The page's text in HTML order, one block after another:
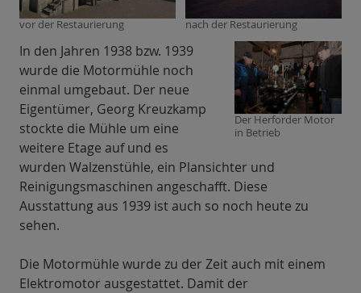
vor der Restaurierung nach der Restaurierung
Der Herforder Motor
in Betrieb
In den Jahren 1938 bzw. 1939
wurde die Motormühle noch
einmal umgebaut. Der neue
Eigentümer, Georg Kreuzkamp
stockte die Mühle um eine
weitere Etage auf und es
wurden Walzenstühle, ein Plansichter und
Reinigungsmaschinen angeschafft. Diese
Ausstattung aus 1939 ist auch so noch heute zu
sehen.
Die Motormühle wurde zu der Zeit auch mit einem
Elektromotor ausgestattet. Damit der